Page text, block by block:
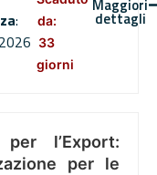
:
da:
33
giorni
Maggiori
dettagli
l’Export:
per le